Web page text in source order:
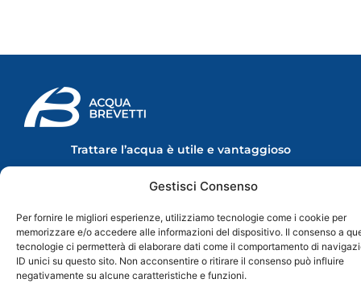
Gestisci Consenso
Per fornire le migliori esperienze, utilizziamo tecnologie come i cookie per
memorizzare e/o accedere alle informazioni del dispositivo. Il consenso a
tecnologie ci permetterà di elaborare dati come il comportamento di
ID unici su questo sito. Non acconsentire o ritirare il consenso può influire
negativamente su alcune caratteristiche e funzioni.
Trattare l’acqua è utile e vantaggioso
Le migliori soluzioni per il trattamento dell'acqua in ambito civile e
industriale.
Made in Italy
L'AZIENDA
Chi Siamo
Contatti
PRODOTTI
Linea Domestica
La Mia Acqua
SEGUICI SUI
SOCIAL
F
I
Y
L